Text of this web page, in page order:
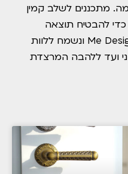
מתכננים לשלב קמין
כדי להבטיח תוצאה
מושלמת? צרו איתנו קשר ב-Me Design ונשמח ללוות
ועד ללהבה המרצדת